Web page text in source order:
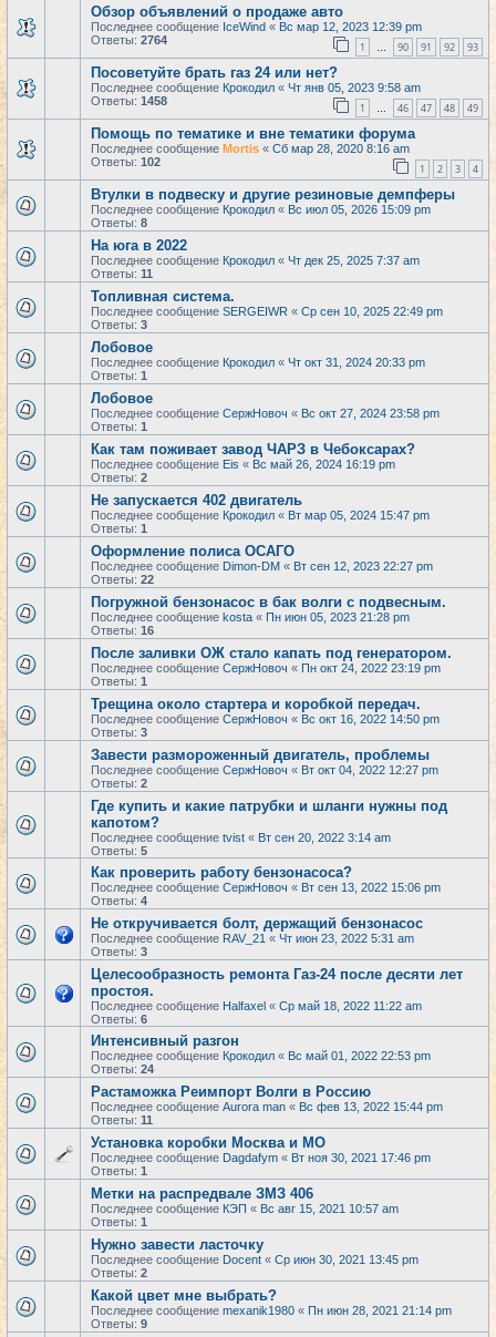
Обзор объявлений о продаже авто
Последнее сообщение IceWind « Вс мар 12, 2023 12:39 pm
Ответы: 2764 1 … 90 91 92 93
Посоветуйте брать газ 24 или нет?
Последнее сообщение Крокодил « Чт янв 05, 2023 9:58 am
Ответы: 1458 1 … 46 47 48 49
Помощь по тематике и вне тематики форума
Последнее сообщение Mortis « Сб мар 28, 2020 8:16 am
Ответы: 102 1 2 3 4
Втулки в подвеску и другие резиновые демпферы
Последнее сообщение Крокодил « Вс июл 05, 2026 15:09 pm
Ответы: 8
На юга в 2022
Последнее сообщение Крокодил « Чт дек 25, 2025 7:37 am
Ответы: 11
Топливная система.
Последнее сообщение SERGEIWR « Ср сен 10, 2025 22:49 pm
Ответы: 3
Лобовое
Последнее сообщение Крокодил « Чт окт 31, 2024 20:33 pm
Ответы: 1
Лобовое
Последнее сообщение СержНовоч « Вс окт 27, 2024 23:58 pm
Ответы: 1
Как там поживает завод ЧАРЗ в Чебоксарах?
Последнее сообщение Eis « Вс май 26, 2024 16:19 pm
Ответы: 2
Не запускается 402 двигатель
Последнее сообщение Крокодил « Вт мар 05, 2024 15:47 pm
Ответы: 1
Оформление полиса ОСАГО
Последнее сообщение Dimon-DM « Вт сен 12, 2023 22:27 pm
Ответы: 22
Погружной бензонасос в бак волги с подвесным.
Последнее сообщение kosta « Пн июн 05, 2023 21:28 pm
Ответы: 16
После заливки ОЖ стало капать под генератором.
Последнее сообщение СержНовоч « Пн окт 24, 2022 23:19 pm
Ответы: 1
Трещина около стартера и коробкой передач.
Последнее сообщение СержНовоч « Вс окт 16, 2022 14:50 pm
Ответы: 3
Завести размороженный двигатель, проблемы
Последнее сообщение СержНовоч « Вт окт 04, 2022 12:27 pm
Ответы: 2
Где купить и какие патрубки и шланги нужны под
капотом?
Последнее сообщение tvist « Вт сен 20, 2022 3:14 am
Ответы: 5
Как проверить работу бензонасоса?
Последнее сообщение СержНовоч « Вт сен 13, 2022 15:06 pm
Ответы: 4
Не откручивается болт, держащий бензонасос
Последнее сообщение RAV_21 « Чт июн 23, 2022 5:31 am
Ответы: 3
Целесообразность ремонта Газ-24 после десяти лет
простоя.
Последнее сообщение Halfaxel « Ср май 18, 2022 11:22 am
Ответы: 6
Интенсивный разгон
Последнее сообщение Крокодил « Вс май 01, 2022 22:53 pm
Ответы: 24
Растаможка Реимпорт Волги в Россию
Последнее сообщение Aurora man « Вс фев 13, 2022 15:44 pm
Ответы: 11
Установка коробки Москва и МО
Последнее сообщение Dagdafym « Вт ноя 30, 2021 17:46 pm
Ответы: 1
Метки на распредвале ЗМЗ 406
Последнее сообщение КЭП « Вс авг 15, 2021 10:57 am
Ответы: 1
Нужно завести ласточку
Последнее сообщение Docent « Ср июн 30, 2021 13:45 pm
Ответы: 2
Какой цвет мне выбрать?
Последнее сообщение mexanik1980 « Пн июн 28, 2021 21:14 pm
Ответы: 9